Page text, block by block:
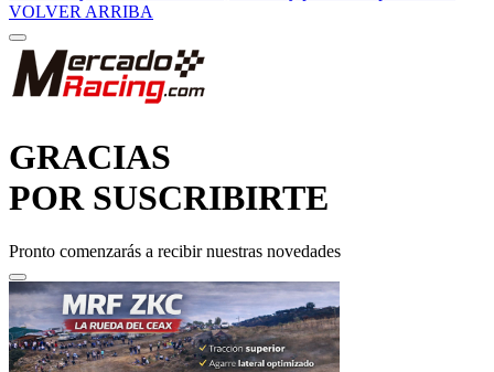
POR SUSCRIBIRTE